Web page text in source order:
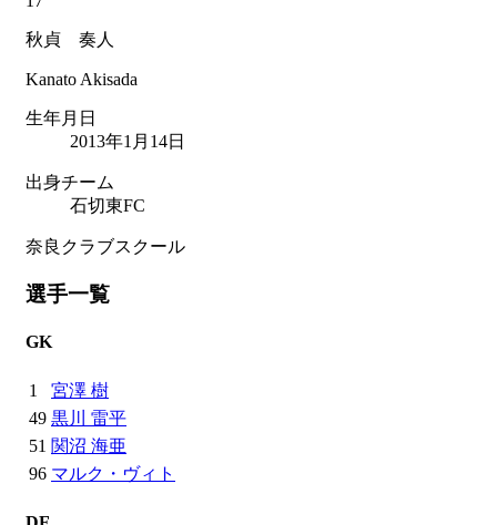
秋貞 奏人
Kanato Akisada
生年月日
2013年1月14日
出身チーム
石切東FC
奈良クラブスクール
選手一覧
GK
1
宮澤 樹
49 黒川 雷平
51 関沼 海亜
96 マルク・ヴィト